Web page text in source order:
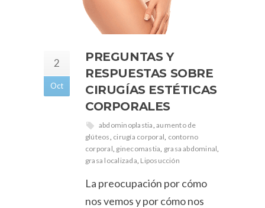
2
Oct
PREGUNTAS Y
RESPUESTAS SOBRE
CIRUGÍAS ESTÉTICAS
CORPORALES
abdominoplastia ,aumento de
glúteos cirugía corporal contorno
corporal ginecomastia grasa abdominal
grasa localizada Liposucción
La preocupación por cómo
nos vemos y por cómo nos